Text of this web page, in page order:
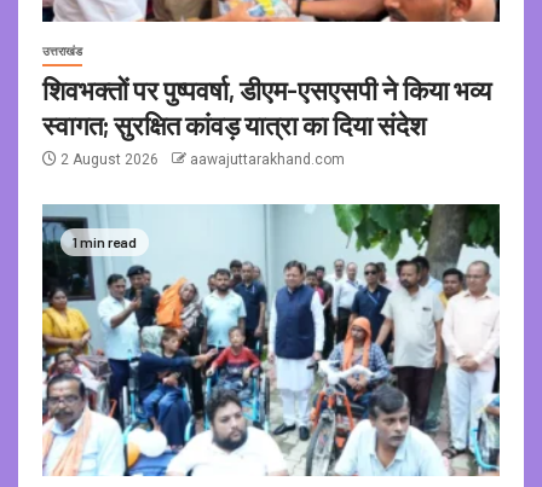
उत्तराखंड
शिवभक्तों पर पुष्पवर्षा, डीएम-एसएसपी ने किया भव्य
स्वागत; सुरक्षित कांवड़ यात्रा का दिया संदेश
2 August 2026 aawajuttarakhand.com
1 min read